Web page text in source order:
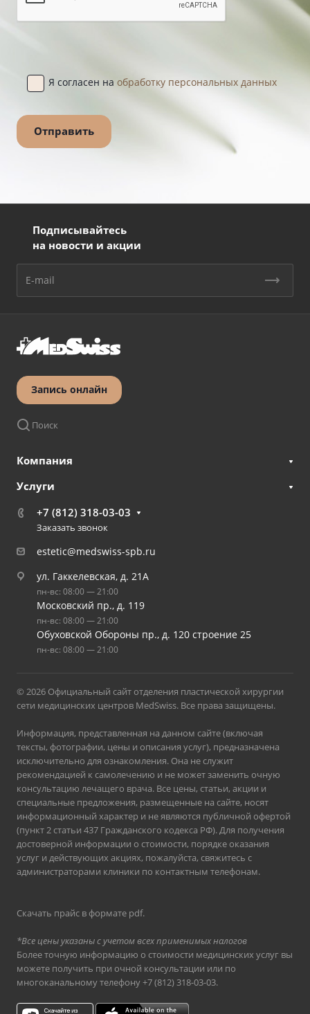
Я согласен на обработку персональных данных
Подписывайтесь
на новости и акции
Запись онлайн
Поиск
Компания
Услуги
+7 (812) 318-03-03
Заказать звонок
estetic@medswiss-spb.ru
ул. Гаккелевская, д. 21А
пн-вс: 08:00 — 21:00
Московский пр., д. 119
пн-вс: 08:00 — 21:00
Обуховской Обороны пр., д. 120 строение 25
пн-вс: 08:00 — 21:00
© 2026 Официальный сайт отделения пластической хирургии
сети медицинских центров MedSwiss. Все права защищены.
Информация, представленная на данном сайте (включая
тексты, фотографии, цены и описания услуг), предназначена
исключительно для ознакомления. Она не служит
рекомендацией к самолечению и не может заменить очную
консультацию лечащего врача. Все цены, статьи, акции и
специальные предложения, размещенные на сайте, носят
информационный характер и не являются публичной офертой
(пункт 2 статьи 437 Гражданского кодекса РФ). Для получения
достоверной информации о стоимости, порядке оказания
услуг и действующих акциях, пожалуйста, свяжитесь с
администраторами клиники по контактным телефонам.
Скачать прайс в формате pdf.
*Все цены указаны с учетом всех применимых налогов
Более точную информацию о стоимости медицинских услуг вы
можете получить при очной консультации или по
многоканальному телефону+7 (812) 318-03-03.